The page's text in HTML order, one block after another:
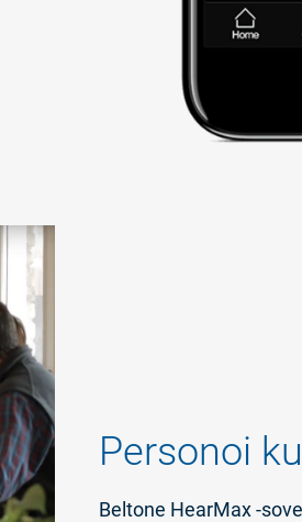
Personoi
Beltone HearMax -